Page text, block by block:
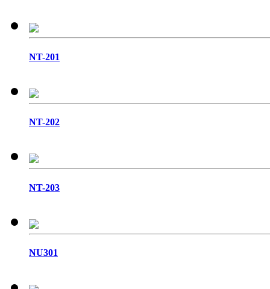
NT-201
NT-202
NT-203
NU301